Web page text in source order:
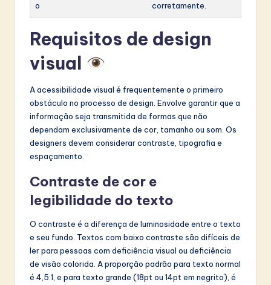
o
corretamente.
Requisitos de design
visual
A acessibilidade visual é frequentemente o primeiro
obstáculo no processo de design. Envolve garantir que a
informação seja transmitida de formas que não
dependam exclusivamente de cor, tamanho ou som. Os
designers devem considerar contraste, tipografia e
espaçamento.
Contraste de cor e
legibilidade do texto
O contraste é a diferença de luminosidade entre o texto
e seu fundo. Textos com baixo contraste são difíceis de
ler para pessoas com deficiência visual ou deficiência
de visão colorida. A proporção padrão para texto normal
é 4,5:1, e para texto grande (18pt ou 14pt em negrito), é